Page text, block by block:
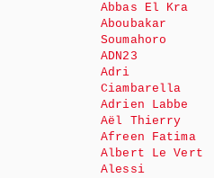
Abbas El Kra
Aboubakar
Soumahoro
ADN23
Adri
Ciambarella
Adrien Labbe
Aël Thierry
Afreen Fatima
Albert Le Vert
Alessi